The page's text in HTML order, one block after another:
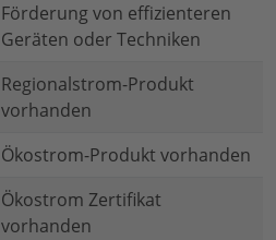
Förderung von effizienteren
Geräten oder Techniken
Regionalstrom-Produkt
vorhanden
Ökostrom-Produkt vorhanden
Ökostrom Zertifikat
vorhanden